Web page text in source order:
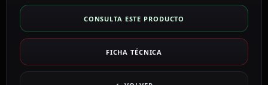
CONSULTA ESTE PRODUCTO
FICHA TÉCNICA